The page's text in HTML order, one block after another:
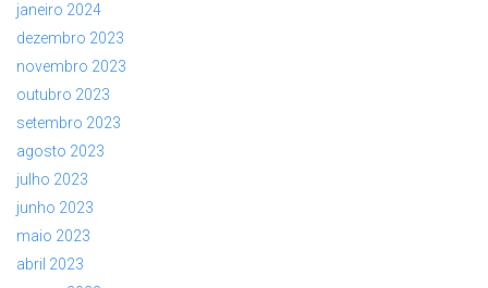
janeiro 2024
dezembro 2023
novembro 2023
outubro 2023
setembro 2023
agosto 2023
julho 2023
junho 2023
maio 2023
abril 2023